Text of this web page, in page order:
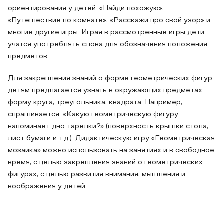
ориентирования у детей: «Найди похожую»,
«Путешествие по комнате», «Расскажи про свой узор» и
многие другие игры. Играя в рассмотренные игры дети
учатся употреблять слова для обозначения положения
предметов.
Для закрепления знаний о форме геометрических фигур
детям предлагается узнать в окружающих предметах
форму круга, треугольника, квадрата. Например,
спрашивается: «Какую геометрическую фигуру
напоминает дно тарелки?» (поверхность крышки стола,
лист бумаги и т.д.). Дидактическую игру «Геометрическая
мозаика» можно использовать на занятиях и в свободное
время, с целью закрепления знаний о геометрических
фигурах, с целью развития внимания, мышления и
воображения у детей.